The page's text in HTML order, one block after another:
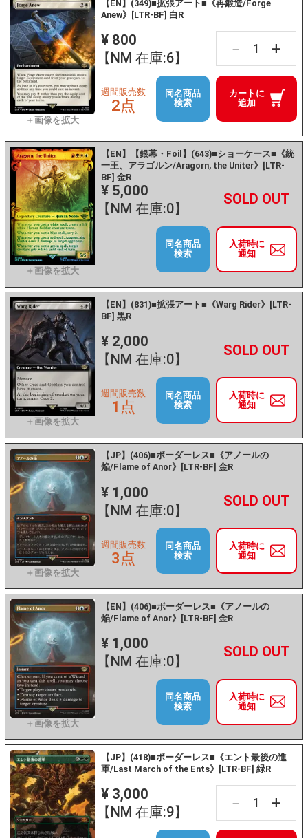
【EN】(349)■拡張アート■《再鍛造/Forge
Anew》[LTR-BF] 白R
¥ 800
【NM 在庫:6】
－ +
カートに
追加
週間販売数
2点
同名商品
検索
【EN】【銀幕・Foil】(643)■ショーケース■《統
一王、アラゴルン/Aragorn, the Uniter》[LTR-
BF] 金R
¥ 5,000
【NM 在庫:0】
－ +
入荷時に
通知
同名商品
検索
【EN】(831)■拡張アート■《Warg Rider》[LTR-
BF] 黒R
¥ 2,000
【NM 在庫:0】
－ +
入荷時に
通知
週間販売数
1点
同名商品
検索
【JP】(406)■ボーダーレス■《アノールの
焔/Flame of Anor》[LTR-BF] 金R
¥ 1,000
【NM 在庫:0】
－ +
入荷時に
通知
週間販売数
3点
同名商品
検索
【EN】(406)■ボーダーレス■《アノールの
焔/Flame of Anor》[LTR-BF] 金R
¥ 1,000
【NM 在庫:0】
－ +
入荷時に
通知
同名商品
検索
【JP】(418)■ボーダーレス■《エント最後の進
軍/Last March of the Ents》[LTR-BF] 緑R
¥ 3,000
【NM 在庫:9】
－ +